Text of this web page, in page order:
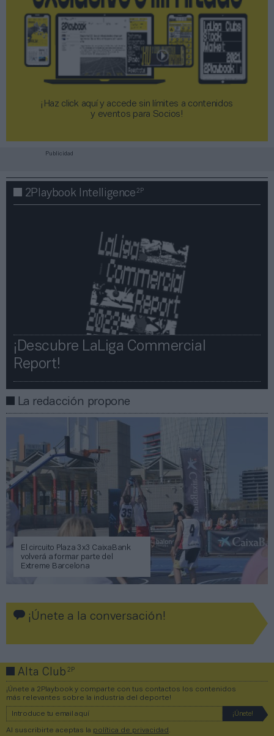
¡Haz click aquí y accede sin límites a contenidos
y eventos para Socios!​​​​​​​
Publicidad
2Playbook Intelligence2P
¡Descubre LaLiga Commercial
Report!​​
La redacción propone
El circuito Plaza 3x3 CaixaBank
volverá a formar parte del
Extreme Barcelona
¡Únete a la conversación!
Alta Club2P
¡Únete a 2Playbook y comparte con tus contactos los contenidos
más relevantes sobre la industria del deporte!
Al suscribirte aceptas la política de privacidad